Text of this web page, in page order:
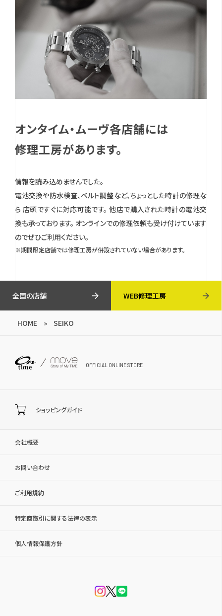
オンタイム・ムーヴ各店舗には
修理工房があります。
情報を読み込めませんでした。
電池交換や防水検査、ベルト調整など、ちょっとした時計の修理な
ら 店頭ですぐに対応可能です。 他店で購入された時計の電池交
換も承っております。 オンラインでの修理依頼も受け付けています
のでぜひご利用ください。
※期間限定店舗では修理工房が併設されていない場合があります。
全国の店舗 WEB修理工房
HOME » SEIKO
OFFICIAL ONLINE STORE
会社概要
お問い合わせ
ご利用規約
特定商取引に関する法律の表示
個人情報保護方針
ショッピングガイド